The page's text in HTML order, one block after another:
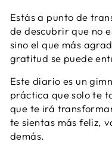
Estás a punto de
de descubrir que no
sino el que más
gratitud se puede
Este diario es un
práctica que solo te
que te irá
te sientas más feliz,
demás.